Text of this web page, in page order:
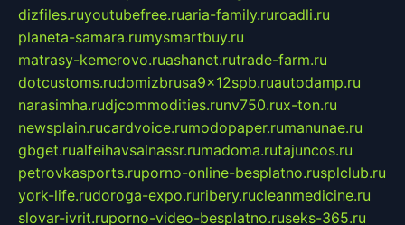
dizfiles.ruyoutubefree.ruaria-family.ruroadli.ru
planeta-samara.rumysmartbuy.ru
matrasy-kemerovo.ruashanet.rutrade-farm.ru
dotcustoms.rudomizbrusa9x12spb.ruautodamp.ru
narasimha.rudjcommodities.runv750.rux-ton.ru
newsplain.rucardvoice.rumodopaper.rumanunae.ru
gbget.rualfeihavsalnassr.rumadoma.rutajuncos.ru
petrovkasports.ruporno-online-besplatno.rusplclub.ru
york-life.rudoroga-expo.ruribery.rucleanmedicine.ru
slovar-ivrit.ruporno-video-besplatno.ruseks-365.ru